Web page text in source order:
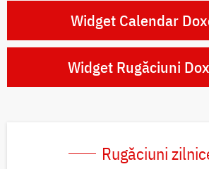
Widget Calendar
Widget Rugăciuni
Rugăciuni